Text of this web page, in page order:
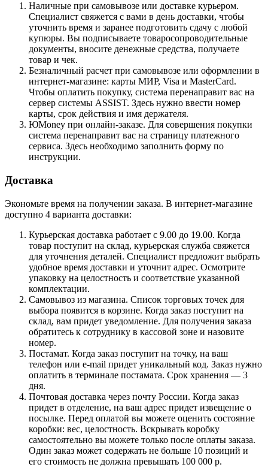
Наличные при самовывозе или доставке курьером.
Специалист свяжется с вами в день доставки, чтобы
уточнить время и заранее подготовить сдачу с любой
купюры. Вы подписываете товаросопроводительные
документы, вносите денежные средства, получаете
товар и чек.
Безналичный расчет при самовывозе или оформлении в
интернет-магазине: карты МИР, Visa и MasterCard.
Чтобы оплатить покупку, система перенаправит вас на
сервер системы ASSIST. Здесь нужно ввести номер
карты, срок действия и имя держателя.
ЮMoney при онлайн-заказе. Для совершения покупки
система перенаправит вас на страницу платежного
сервиса. Здесь необходимо заполнить форму по
инструкции.
Доставка
Экономьте время на получении заказа. В интернет-магазине
доступно 4 варианта доставки:
Курьерская доставка работает с 9.00 до 19.00. Когда
товар поступит на склад, курьерская служба свяжется
для уточнения деталей. Специалист предложит выбрать
удобное время доставки и уточнит адрес. Осмотрите
упаковку на целостность и соответствие указанной
комплектации.
Самовывоз из магазина. Список торговых точек для
выбора появится в корзине. Когда заказ поступит на
склад, вам придет уведомление. Для получения заказа
обратитесь к сотруднику в кассовой зоне и назовите
номер.
Постамат. Когда заказ поступит на точку, на ваш
телефон или e-mail придет уникальный код. Заказ нужно
оплатить в терминале постамата. Срок хранения — 3
дня.
Почтовая доставка через почту России. Когда заказ
придет в отделение, на ваш адрес придет извещение о
посылке. Перед оплатой вы можете оценить состояние
коробки: вес, целостность. Вскрывать коробку
самостоятельно вы можете только после оплаты заказа.
Один заказ может содержать не больше 10 позиций и
его стоимость не должна превышать 100 000 р.